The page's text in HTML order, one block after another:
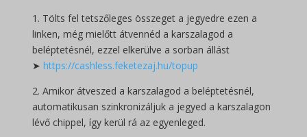
1. Tölts fel tetszőleges összeget a jegyedre ezen a
linken, még mielőtt átvennéd a karszalagod a
beléptetésnél, ezzel elkerülve a sorban állást
➤ https://cashless.feketezaj.hu/topup
2. Amikor átveszed a karszalagod a beléptetésnél,
automatikusan szinkronizáljuk a jegyed a karszalagon
lévő chippel, így kerül rá az egyenleged.